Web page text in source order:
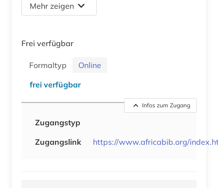
Mehr zeigen
Frei verfügbar
Formaltyp
Online
frei verfügbar
Infos zum Zugang
Zugangstyp
Zugangslink
https://www.africabib.org/